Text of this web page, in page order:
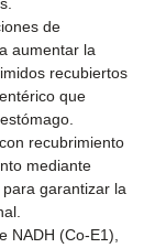
de
aumentar la
recubiertos
que
recubrimiento
mediante
garantizar la
NADH (Co-E1),